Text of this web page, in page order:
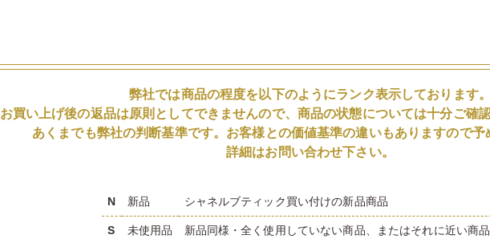
弊社では商品の程度を以下のようにランク表示しております
お買い上げ後の返品は原則としてできませんので、商品の状態については十分ご確
あくまでも弊社の判断基準です。お客様との価値基準の違いもありますので予
詳細はお問い合わせ下さい。
N 新品 シャネルブティック買い付けの新品商品
S
未使用品
新品同様・全く使用していない商品、またはそれに近い商品